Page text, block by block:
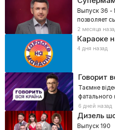
Выпуск 36 -
позволяет
2 месяца
Караоке
4 дня назад
Говорит
Таємне
фатального
6 дней назад
Дизель
Выпуск 190